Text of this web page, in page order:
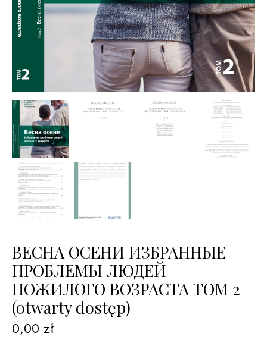
ВЕСНА ОСЕНИ ИЗБРАННЫЕ
ПРОБЛЕМЫ ЛЮДЕЙ
ПОЖИЛОГО ВОЗРАСТА TOM 2
(otwarty dostęp)
0,00 zł